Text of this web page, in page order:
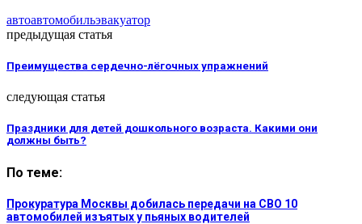
автоавтомобильэвакуатор
предыдущая статья
Преимущества сердечно-лёгочных упражнений
следующая статья
Праздники для детей дошкольного возраста. Какими они
должны быть?
По теме:
Прокуратура Москвы добилась передачи на СВО 10
автомобилей изъятых у пьяных водителей